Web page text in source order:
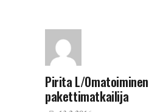
Pirita L/Omatoiminen
pakettimatkailija